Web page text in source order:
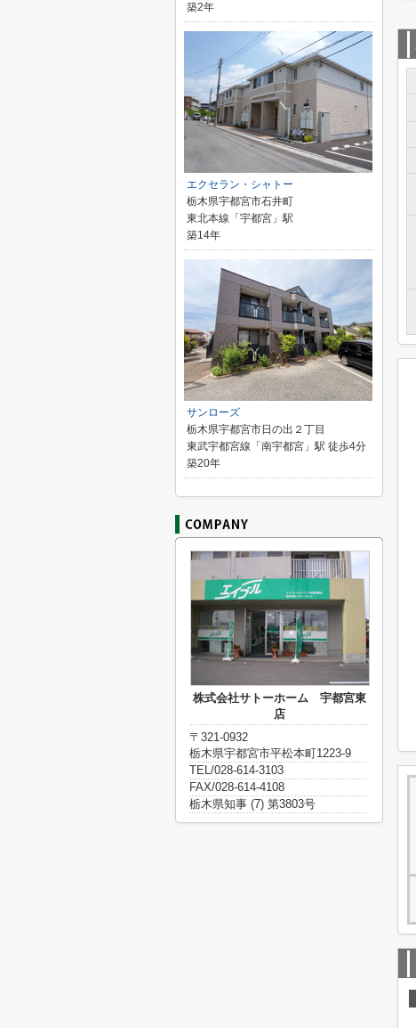
築2年
エクセラン・シャトー
栃木県宇都宮市石井町
東北本線「宇都宮」駅
築14年
サンローズ
栃木県宇都宮市日の出２丁目
東武宇都宮線「南宇都宮」駅 徒歩4分
築20年
株式会社サトーホーム 宇都宮東
店
〒321-0932
栃木県宇都宮市平松本町1223-9
TEL/028-614-3103
FAX/028-614-4108
栃木県知事 (7) 第3803号